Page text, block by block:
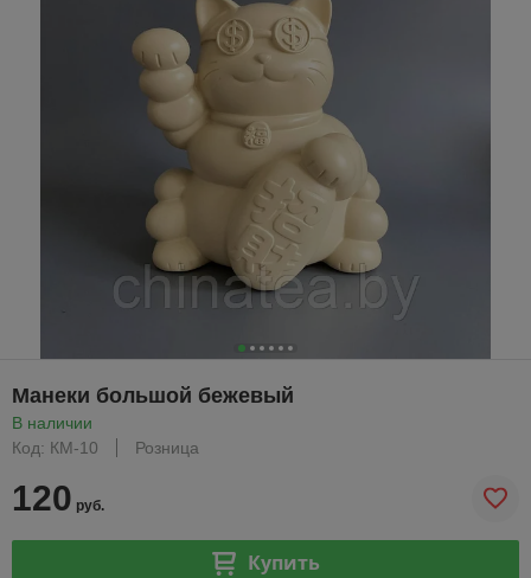
Манеки большой бежевый
В наличии
Код: КМ-10
Розница
120 руб.
Купить